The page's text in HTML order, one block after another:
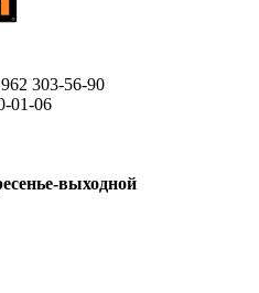
303-56-90
01-06
выходной